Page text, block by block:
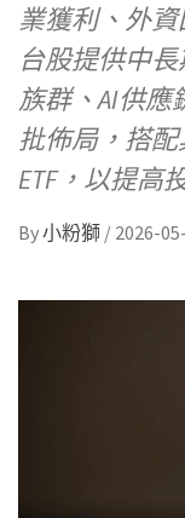
業獲利、外
台股提供中
族群、AI供
批佈局，搭
ETF，以提高
By小粉獅 / 2026-